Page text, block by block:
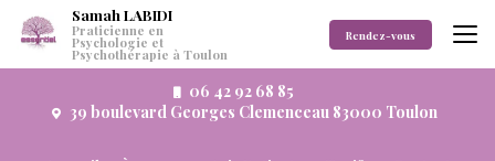
Aller
06 42 92 68 85
39 boulevard Georges Clemenceau 83000 Toulon
Samah LABIDI
Praticienne en
Psychologie et
Psychothérapie à Toulon
Rendez-vous